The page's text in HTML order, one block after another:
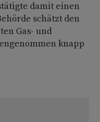
damit einen
schätzt den
Gas- und
knapp